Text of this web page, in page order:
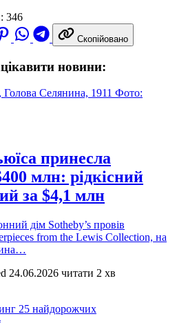
346
Скопійовано
новини:
принесла
млн: рідкісний
за $4,1 млн
дім Sotheby’s провів
from the Lewis Collection, на
24.06.2026 читати 2 хв